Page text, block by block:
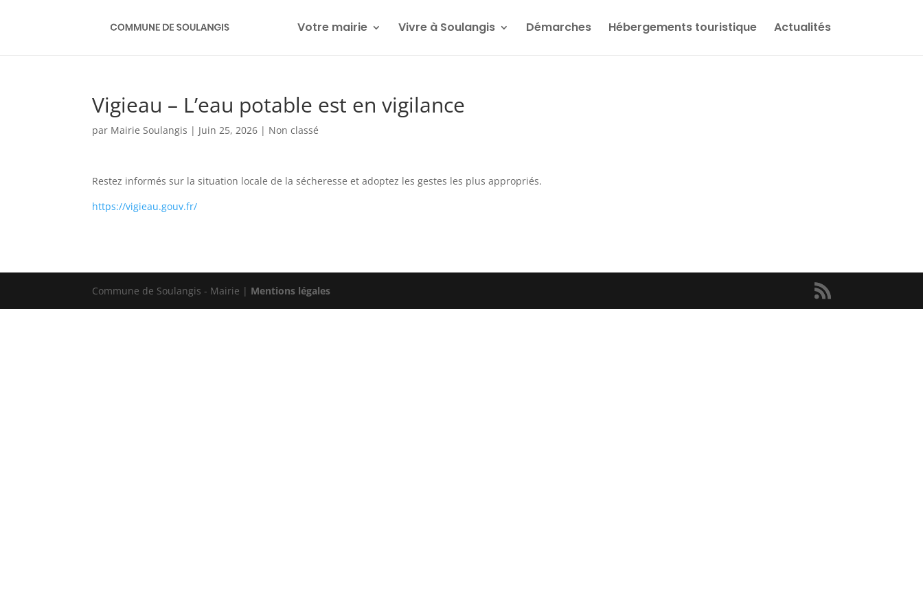
Votre mairie Vivre à Soulangis Démarches Hébergements touristique Actualités
Vigieau – L’eau potable est en vigilance
par Mairie Soulangis | Juin 25, 2026 | Non classé
Restez informés sur la situation locale de la sécheresse et adoptez les gestes les plus appropriés.
https://vigieau.gouv.fr/
Commune de Soulangis - Mairie | Mentions légales